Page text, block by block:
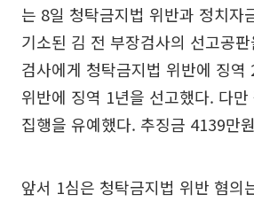
는 8일 청탁금지법 위반과 정치자
기소된 김 전 부장검사의 선고공
검사에게 청탁금지법 위반에 징역
위반에 징역 1년을 선고했다. 다만
집행을 유예했다. 추징금 4139만
앞서 1심은 청탁금지법 위반 혐의